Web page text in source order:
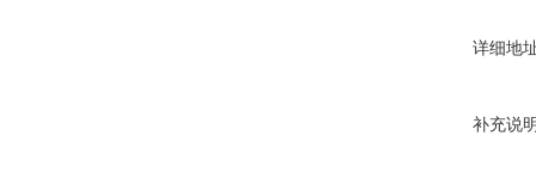
详细地
补充说